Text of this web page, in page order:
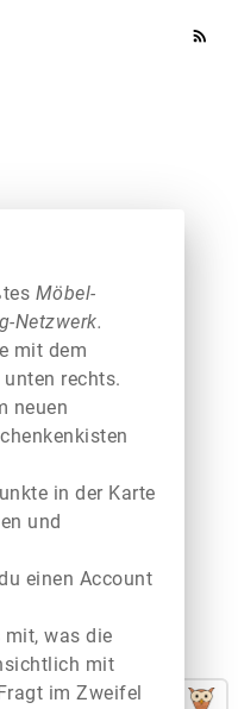
rss_feed
Möbel-
Netzwerk.
mit dem
rechts.
neuen
in der Karte
und
einen Account
was die
mit
im Zweifel